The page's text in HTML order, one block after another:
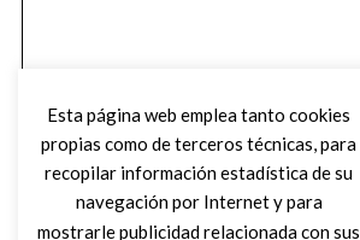
Esta página web emplea tanto cookies
propias como de terceros técnicas, para
recopilar información estadística de su
navegación por Internet y para
mostrarle publicidad relacionada con sus